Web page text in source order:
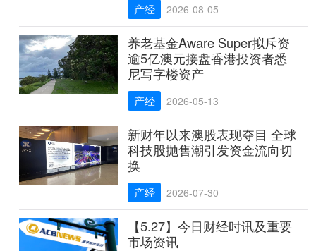
产经 2026-08-05
养老基金Aware Super拟斥资
逾5亿澳元接盘香港投资者悉
尼写字楼资产
产经 2026-05-13
新财年以来澳股表现夺目 全球
科技股抛售潮引发资金流向切
换
产经 2026-07-30
【5.27】今日财经时讯及重要
市场资讯